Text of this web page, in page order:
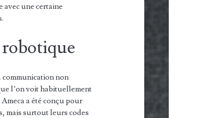
une certaine
communication non
l’on voit habituellement
a été conçu pour
mais surtout leurs codes